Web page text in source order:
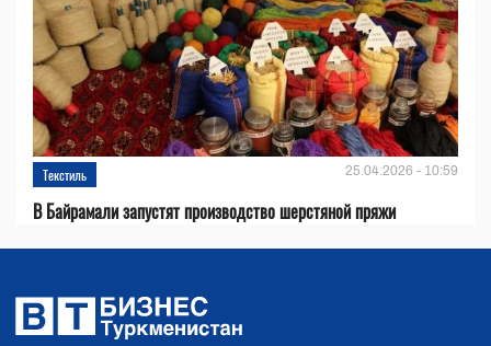
Текстиль 25.04.2026 - 10:59
В Байрамали запустят производство шерстяной пряжи